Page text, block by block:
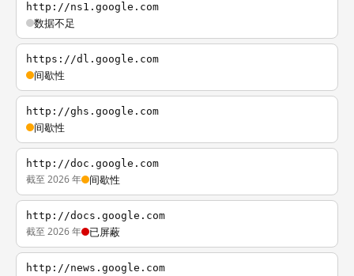
http://ns1.google.com
数据不足
https://dl.google.com
间歇性
http://ghs.google.com
间歇性
http://doc.google.com
截至 2026 年 间歇性
http://docs.google.com
截至 2026 年 已屏蔽
http://news.google.com